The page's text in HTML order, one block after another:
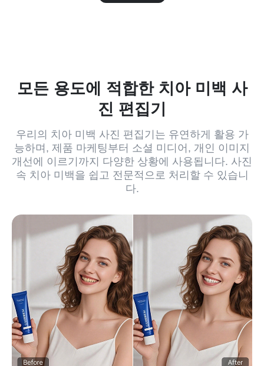
모든 용도에 적합한 치아 미백 사
진 편집기
우리의 치아 미백 사진 편집기는 유연하게 활용 가
능하며, 제품 마케팅부터 소셜 미디어, 개인 이미지
개선에 이르기까지 다양한 상황에 사용됩니다. 사진
속 치아 미백을 쉽고 전문적으로 처리할 수 있습니
다.